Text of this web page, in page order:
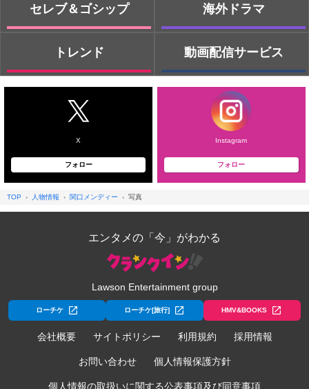
セレブ＆ゴシップ
トレンド
海外ドラマ
動画配信サービス
X
フォロー
Instagram
フォロー
TOP 人物情報 関口メンディー 写真
エンタメの「今」がわかる
Lawson Entertainment group
ローチケ ローチケ[旅行] HMV&BOOKS
会社概要 サイトポリシー 利用規約 採用情報
お問い合わせ 個人情報保護方針
個人情報の取扱いに関する公表事項及び同意事項